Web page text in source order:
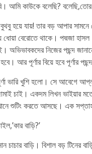
আমি কাউকে বলেছি?
হয়ে যায়! তার বড় আপার
ধোয়া বেরোতে থাকে। পদ্মজা
অভিভাবকদের নিজের পছন্দ
আর পূর্ণার বিয়ে হবে পূর্ণার
ভারি খুশি হলো। সে আবেগে
চাই। একদম লিখন ভাইয়ার
শুটিং করতে আসছে। এক
বাড়ি?’
চাচার বাড়ি। বিশাল বড় টিনের